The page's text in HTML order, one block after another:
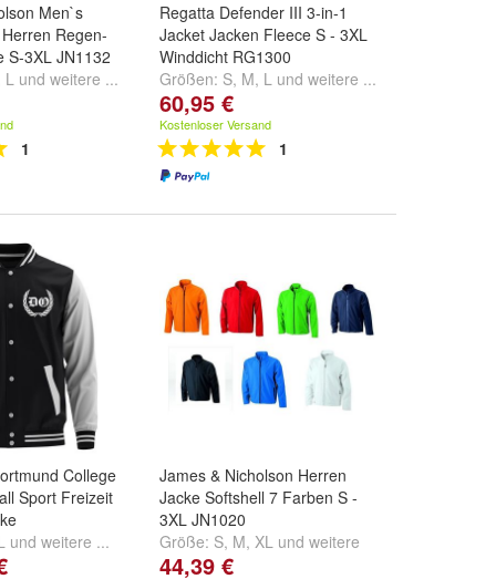
Men`s
Regen-
S-3XL JN1132
L und weitere ...
1
Regatta Defender III 3-in-1
Jacket Jacken Fleece S - 3XL
Winddicht RG1300
Größen: S, M, L und weitere ...
60,95 €
Kostenloser Versand
1
College
Sport Freizeit
und weitere ...
James & Nicholson Herren
Jacke Softshell 7 Farben S -
3XL JN1020
Größe: S, M, XL und weitere
...
44,39 €